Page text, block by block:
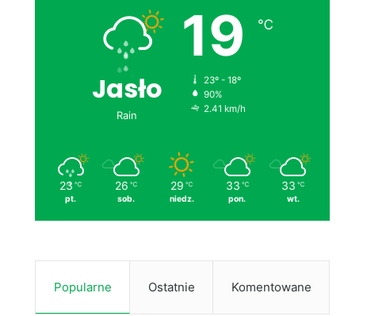
Jasło
Rain
19 ℃
23º - 18º
90%
2.41 km/h
23 ℃
pt.
26 ℃
sob.
29 ℃
niedz.
33 ℃
pon.
33 ℃
wt.
Popularne Ostatnie Komentowane